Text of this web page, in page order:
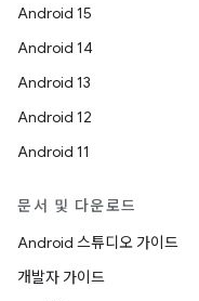
Android 15
Android 14
Android 13
Android 12
Android 11
문서 및 다운로드
Android 스튜디오 가이드
개발자 가이드